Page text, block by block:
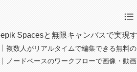
Spacesと無限キャンバスで実現
複数人がリアルタイムで編集できる無料
ノードベースのワークフローで画像・動